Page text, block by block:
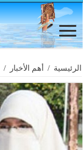
الرئيسية / أهم الأخبار /